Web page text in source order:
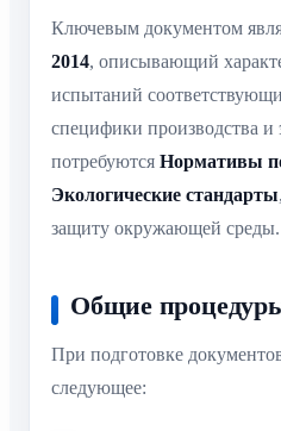
Ключевым документом
2014, описывающий
испытаний
специфики производства и
потребуются Нормативы
Экологические стандарты
защиту окружающей среды.
Общие
При подготовке
следующее: